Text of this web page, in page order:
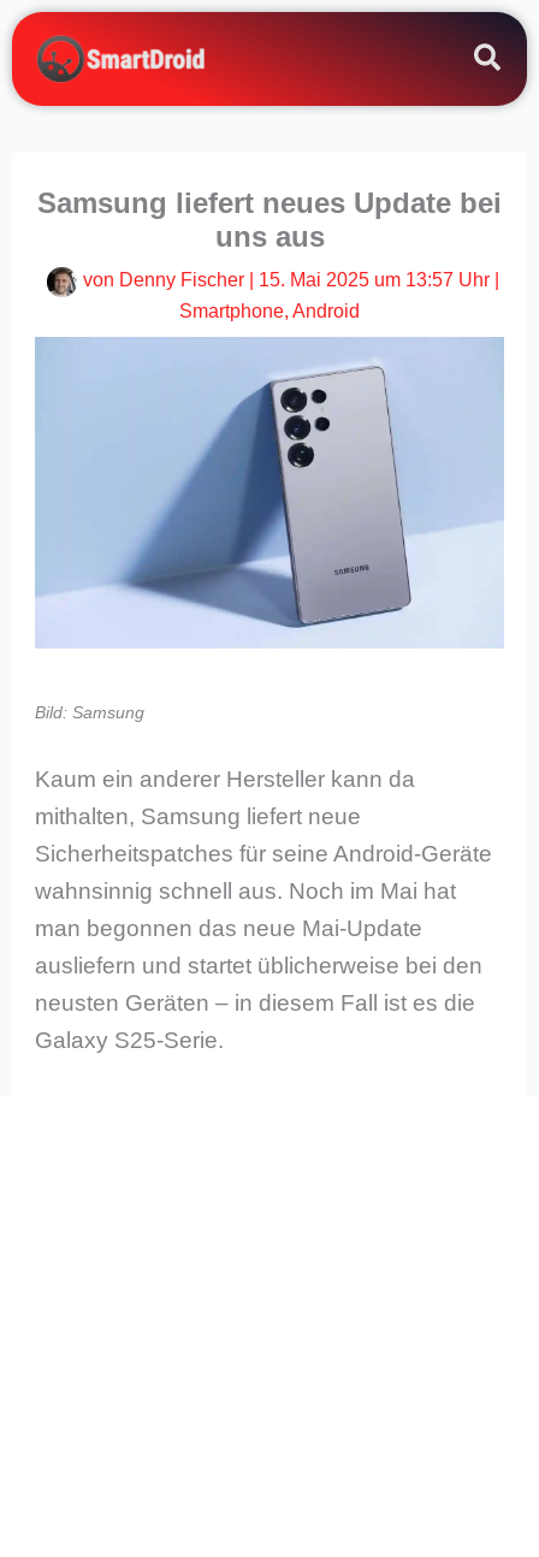
Zum
Inhalt
springen
Samsung liefert neues Update bei
uns aus
von Denny Fischer 15. Mai 2025 um 13:57 Uhr|
Smartphone, Android
Bild: Samsung
Kaum ein anderer Hersteller kann da
mithalten, Samsung liefert neue
Sicherheitspatches für seine Android-Geräte
wahnsinnig schnell aus. Noch im Mai hat
man begonnen das neue Mai-Update
ausliefern und startet üblicherweise bei den
neusten Geräten – in diesem Fall ist es die
Galaxy S25-Serie.